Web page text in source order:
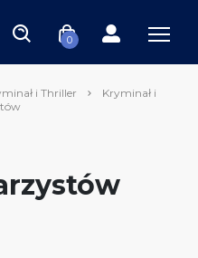
0
i Thriller
Kryminał i